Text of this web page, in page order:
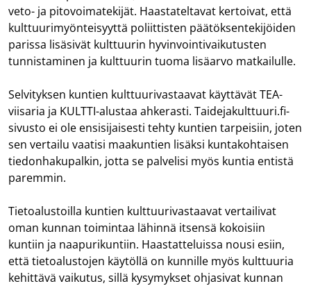
veto- ja pitovoimatekijät. Haastateltavat kertoivat, että
kulttuurimyönteisyyttä poliittisten päätöksentekijöiden
parissa lisäsivät kulttuurin hyvinvointivaikutusten
tunnistaminen ja kulttuurin tuoma lisäarvo matkailulle.
Selvityksen kuntien kulttuurivastaavat käyttävät TEA-
viisaria ja KULTTI-alustaa ahkerasti. Taidejakulttuuri.fi-
sivusto ei ole ensisijaisesti tehty kuntien tarpeisiin, joten
sen vertailu vaatisi maakuntien lisäksi kuntakohtaisen
tiedonhakupalkin, jotta se palvelisi myös kuntia entistä
paremmin.
Tietoalustoilla kuntien kulttuurivastaavat vertailivat
oman kunnan toimintaa lähinnä itsensä kokoisiin
kuntiin ja naapurikuntiin. Haastatteluissa nousi esiin,
että tietoalustojen käytöllä on kunnille myös kulttuuria
kehittävä vaikutus, sillä kysymykset ohjasivat kunnan